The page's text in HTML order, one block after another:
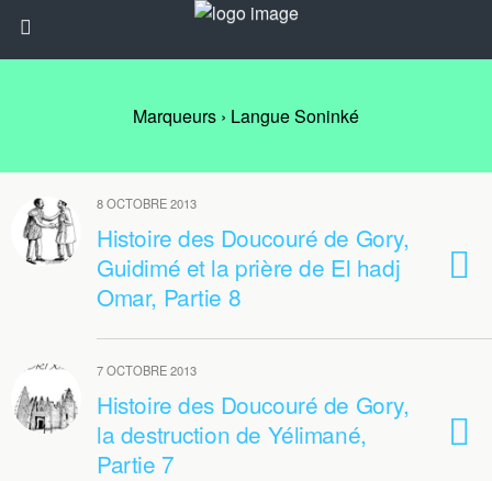
Marqueurs › Langue Soninké
8 OCTOBRE 2013
Histoire des Doucouré de Gory,
Guidimé et la prière de El hadj
Omar, Partie 8
7 OCTOBRE 2013
Histoire des Doucouré de Gory,
la destruction de Yélimané,
Partie 7